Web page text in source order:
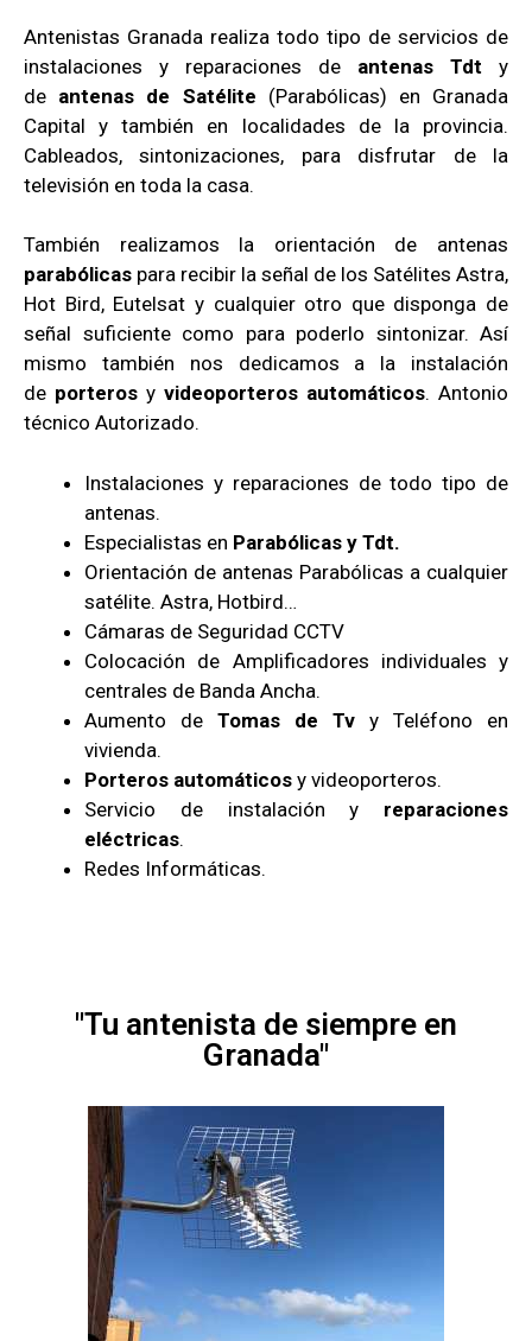
Antenistas Granada realiza todo tipo de servicios de
instalaciones y reparaciones de antenas Tdt y
de antenas de Satélite (Parabólicas) en Granada
Capital y también en localidades de la provincia.
Cableados, sintonizaciones, para disfrutar de la
televisión en toda la casa.
También realizamos la orientación de antenas
parabólicas para recibir la señal de los Satélites Astra,
Hot Bird, Eutelsat y cualquier otro que disponga de
señal suficiente como para poderlo sintonizar. Así
mismo también nos dedicamos a la instalación
de porteros y videoporteros automáticos. Antonio
técnico Autorizado.
Instalaciones y reparaciones de todo tipo de
antenas.
Especialistas en Parabólicas y Tdt.
Orientación de antenas Parabólicas a cualquier
satélite. Astra, Hotbird…
Cámaras de Seguridad CCTV
Colocación de Amplificadores individuales y
centrales de Banda Ancha.
Aumento de Tomas de Tv y Teléfono en
vivienda.
Porteros automáticos y videoporteros.
Servicio de instalación y reparaciones
eléctricas.
Redes Informáticas.
"Tu antenista de siempre en
Granada"